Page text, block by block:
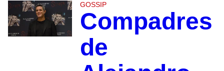
GOSSIP
Compadres
de